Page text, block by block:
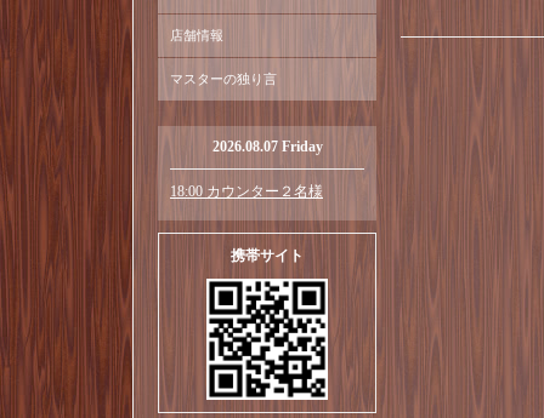
店舗情報
マスターの独り言
2026.08.07 Friday
18:00 カウンター２名様
携帯サイト